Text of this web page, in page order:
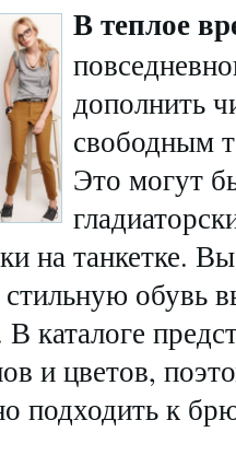
В теплое
дополнить
свободным
Это могут
на танкетке.
обувь
В каталоге
и цветов,
подходить к